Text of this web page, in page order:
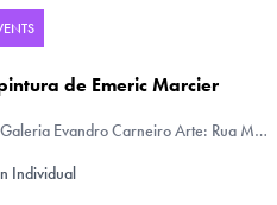
de Emeric Marcier
Marquês de São Vicente, 124, Rio de Janeiro, Río de Janeiro, Brasil
Individual